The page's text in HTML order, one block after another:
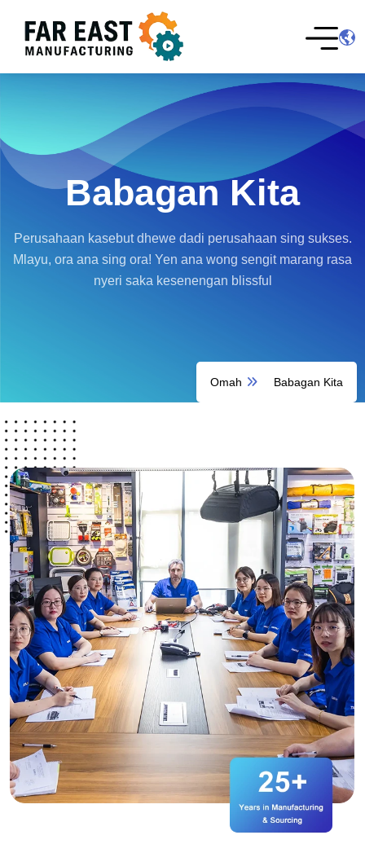
Babagan Kita
Perusahaan kasebut dhewe dadi perusahaan sing sukses.
Mlayu, ora ana sing ora! Yen ana wong sengit marang rasa
nyeri saka kesenengan blissful
Omah Babagan Kita